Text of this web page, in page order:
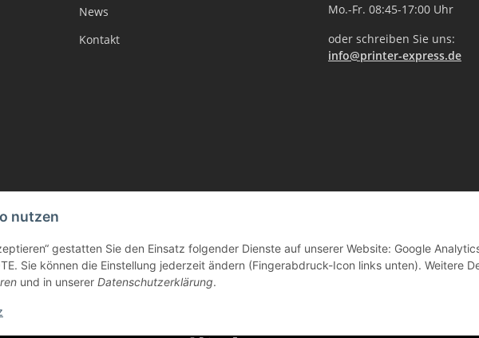
News
Kontakt
Mo.-Fr. 08:45-17:00 Uhr
oder schreiben Sie uns:
info@printer-express.de
Vertrag widerrufen
nutzen
gestatten Sie den Einsatz folgender Dienste auf unserer Website: Google
Sie können die Einstellung jederzeit ändern (Fingerabdruck-Icon links unten). Weitere
und in unserer Datenschutzerklärung.